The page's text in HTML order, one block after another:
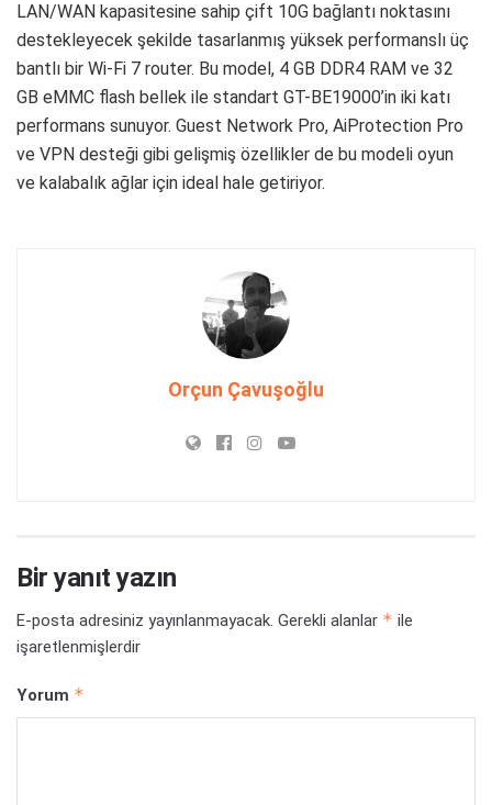
LAN/WAN kapasitesine sahip çift 10G bağlantı noktasını
destekleyecek şekilde tasarlanmış yüksek performanslı üç
bantlı bir Wi-Fi 7 router. Bu model, 4 GB DDR4 RAM ve 32
GB eMMC flash bellek ile standart GT-BE19000’in iki katı
performans sunuyor. Guest Network Pro, AiProtection Pro
ve VPN desteği gibi gelişmiş özellikler de bu modeli oyun
ve kalabalık ağlar için ideal hale getiriyor.
Orçun Çavuşoğlu
Bir yanıt yazın
E-posta adresiniz yayınlanmayacak. Gerekli alanlar * ile
işaretlenmişlerdir
Yorum *